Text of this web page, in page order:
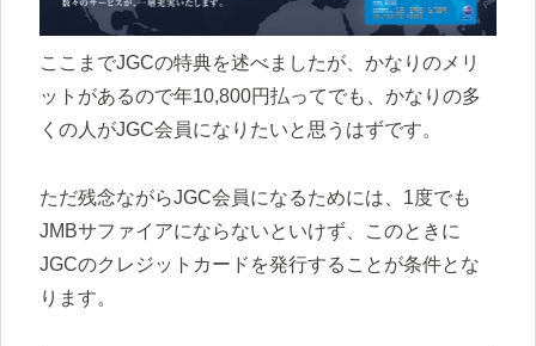
ここまでJGCの特典を述べましたが、かなりのメリ
ットがあるので年10,800円払ってでも、かなりの多
くの人がJGC会員になりたいと思うはずです。
ただ残念ながらJGC会員になるためには、1度でも
JMBサファイアにならないといけず、このときに
JGCのクレジットカードを発行することが条件とな
ります。